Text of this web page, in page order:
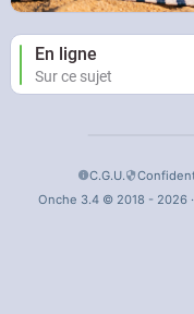
En ligne
Sur ce sujet
C.G.U.
Onche 3.4 © 2018 - 2026